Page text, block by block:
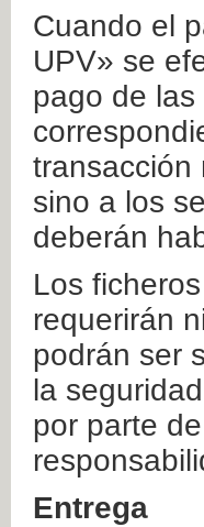
Cuando el
UPV» se
pago de
transacción
sino a los
deberán
Los
requerirán
podrán ser
la
por parte
Entrega